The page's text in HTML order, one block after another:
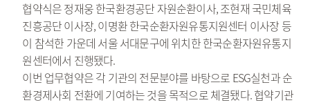
협약식은 정재웅 한국환경공단 자원순환이사, 조현재 국민체육
진흥공단 이사장, 이명환 한국순환자원유통지원센터 이사장 등
이 참석한 가운데 서울 서대문구에 위치한 한국순환자원유통지
원센터에서 진행됐다.
이번 업무협약은 각 기관의 전문분야를 바탕으로 ESG실천과 순
환경제사회 전환에 기여하는 것을 목적으로 체결됐다. 협약기관